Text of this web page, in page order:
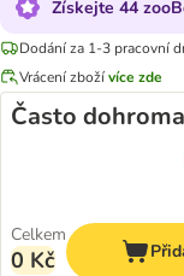
Získejte 44
Dodání za 1-3 pracovní
Vrácení zbožívíce zde
Často
Celkem
0 Kč